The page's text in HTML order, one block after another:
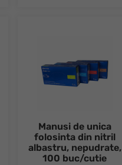
Manusi de unica
folosinta din nitril
albastru, nepudrate,
100 buc/cutie